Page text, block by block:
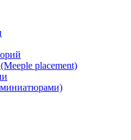
placement)
миниатюрами)